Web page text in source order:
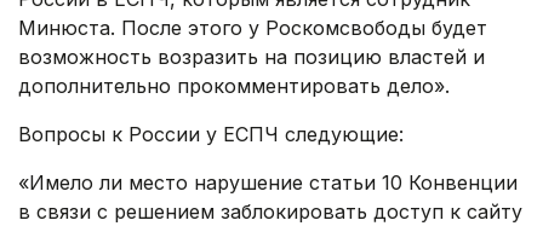
Минюста. После этого у Роскомсвободы будет
возможность возразить на позицию властей и
дополнительно прокомментировать дело».
Вопросы к России у ЕСПЧ следующие:
«Имело ли место нарушение статьи 10 Конвенции
в связи с решением заблокировать доступ к сайту